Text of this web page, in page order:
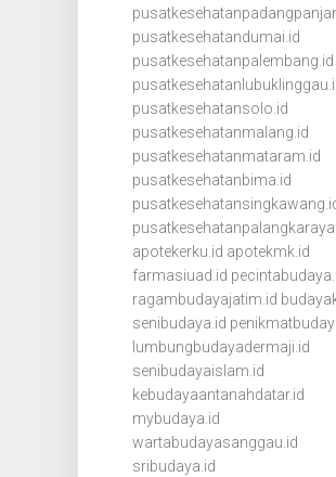
pusatkesehatandumai.id
pusatkesehatanpalembang.id
pusatkesehatansolo.id
pusatkesehatanmalang.id
pusatkesehatanmataram.id
pusatkesehatanbima.id
apotekerku.id apotekmk.id
farmasiuad.id
ragambudayajatim.id
senibudaya.id
lumbungbudayadermaji.id
senibudayaislam.id
kebudayaantanahdatar.id
mybudaya.id
wartabudayasanggau.id
sribudaya.id